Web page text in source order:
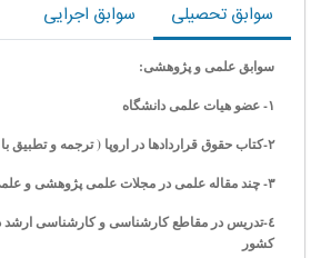
سوابق تحصیلی سوابق اجرایی
سوابق علمی و پژوهشی:
١- عضو هیات علمی دانشگاه
٢-كتاب حقوق قراردادها در اروپا ( ترجمه و تطبیق با نظام حقوقی ایران)
٣- چند مقاله علمی در مجلات علمی پژوهشی و علمی ترویجی
٤-تدریس در مقاطع كارشناسی و كارشناسی ارشد
كشور